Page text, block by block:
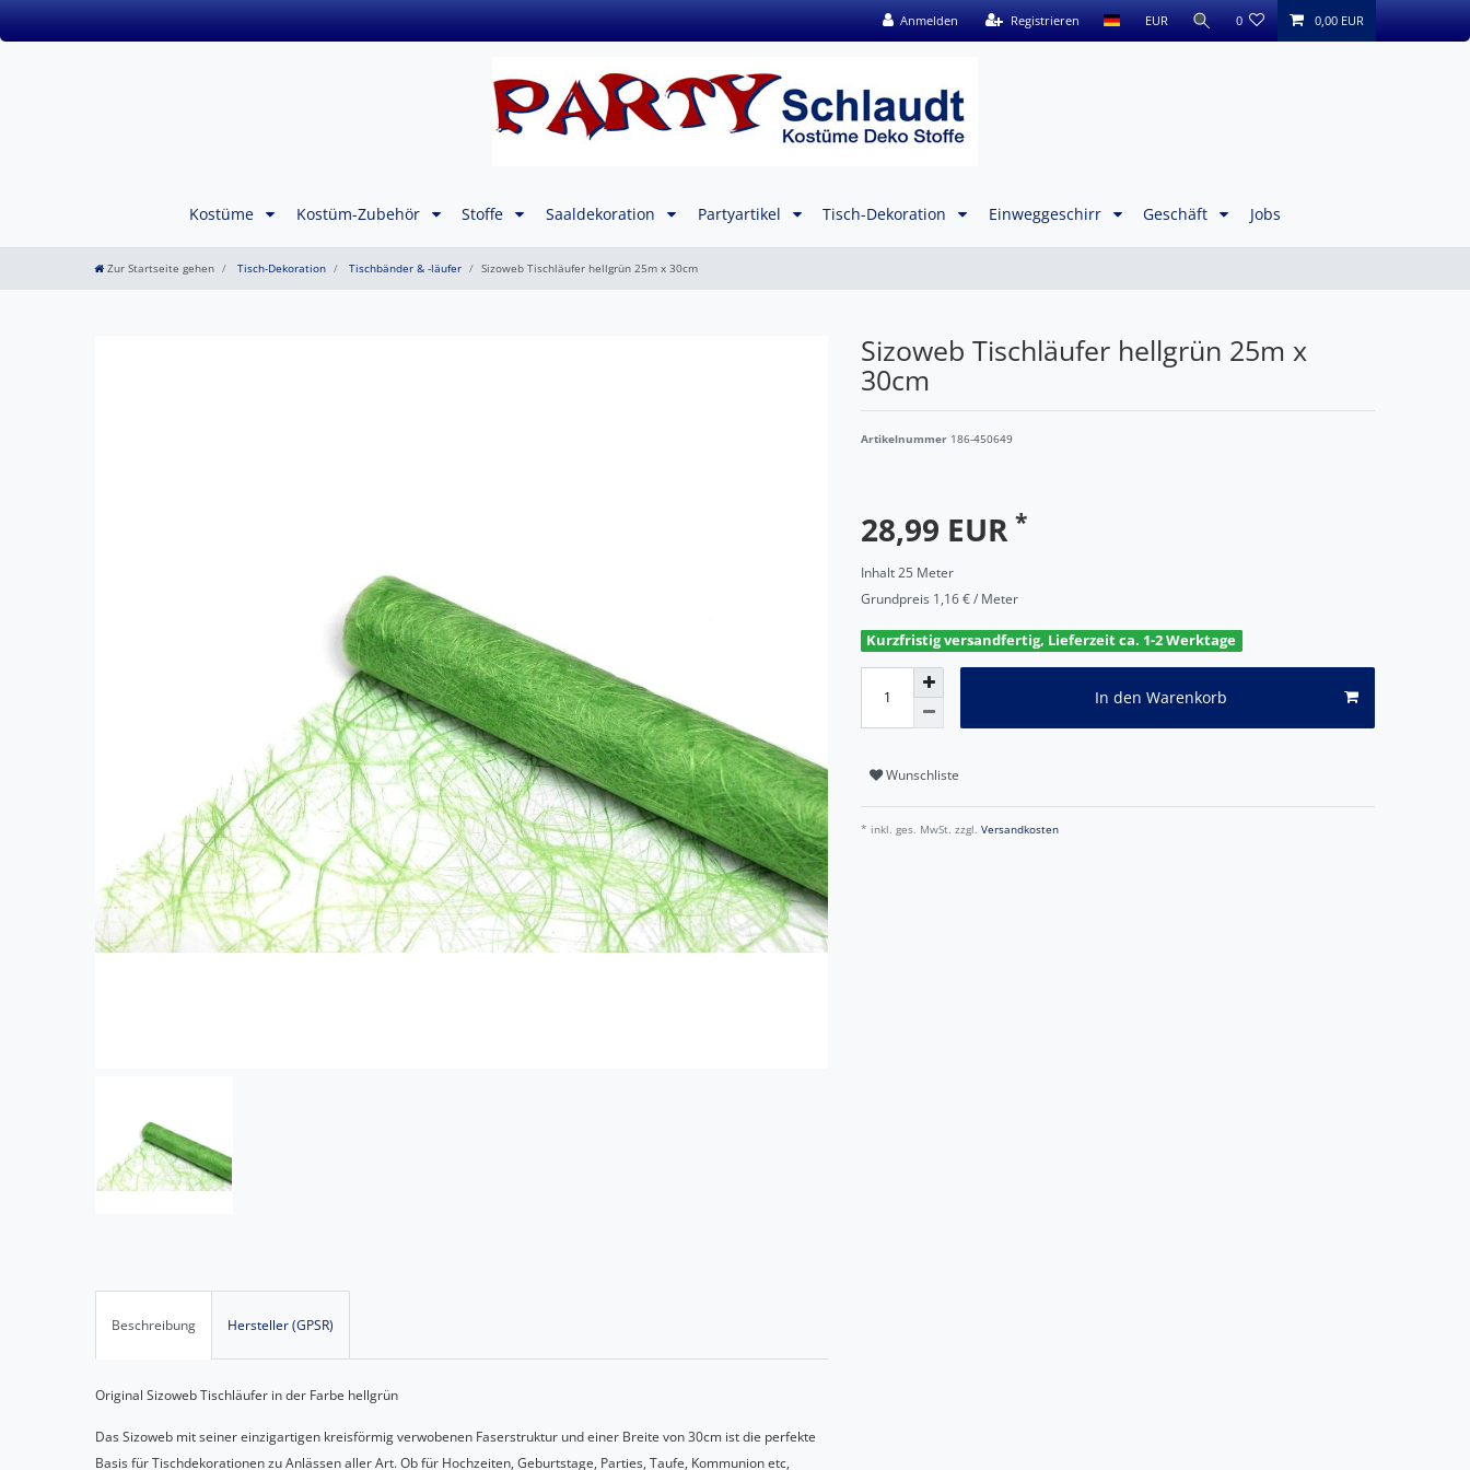
Anmelden Registrieren EUR 0 0,00 EUR
Kostüme Kostüm-Zubehör Stoffe Saaldekoration Partyartikel Tisch-Dekoration Einweggeschirr Geschäft Jobs
Zur Startseite gehen Tisch-Dekoration Tischbänder & -läufer Sizoweb Tischläufer hellgrün 25m x 30cm
Sizoweb Tischläufer hellgrün 25m x
30cm
Artikelnummer 186-450649
28,99 EUR *
Inhalt25 Meter
Grundpreis 1,16 € / Meter
Kurzfristig versandfertig, Lieferzeit ca. 1-2 Werktage
In den Warenkorb
Wunschliste
* inkl. ges. MwSt. zzgl. Versandkosten
Beschreibung Hersteller (GPSR)
Original Sizoweb Tischläufer in der Farbe hellgrün
Das Sizoweb mit seiner einzigartigen kreisförmig verwobenen Faserstruktur und einer Breite von 30cm ist die perfekte
Basis für Tischdekorationen zu Anlässen aller Art. Ob für Hochzeiten, Geburtstage, Parties, Taufe, Kommunion etc,